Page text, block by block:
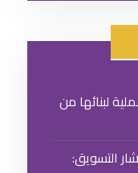
6 خطوات عملية لبنائها من
التسويق: